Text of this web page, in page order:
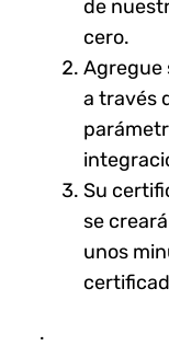
de
cero.
Agregue
a través
Su
se
unos
.